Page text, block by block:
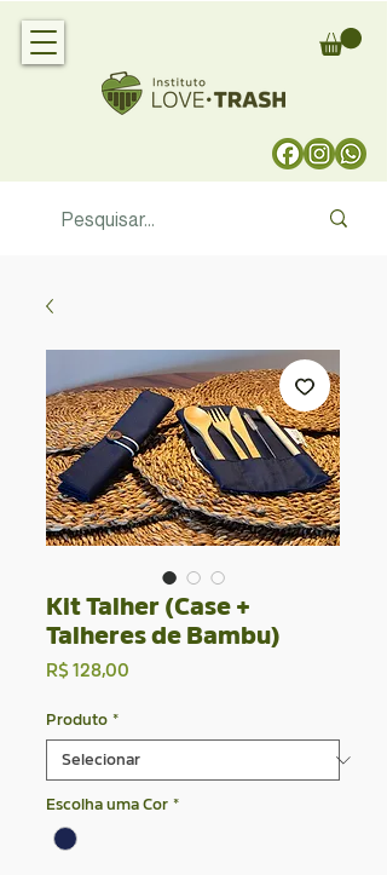
Kit Talher (Case +
Talheres de Bambu)
R$ 128,00
Produto *
Escolha uma Cor *